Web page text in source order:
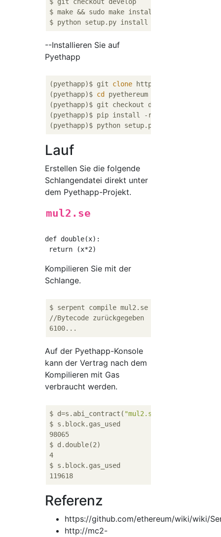
$ make && sudo make install
--Installieren Sie auf
Pyethapp
(pyethapp)$ git clone https://github.com/
(pyethapp)$ cd
pyethereum
(pyethapp)$ git checkout develop
(pyethapp)$ pip install -r requirements.txt
Lauf
Erstellen Sie die folgende
Schlangendatei direkt unter
dem Pyethapp-Projekt.
mul2.se
def double(x):
Kompilieren Sie mit der
Schlange.
$ serpent compile mul2.se
//Bytecode zurückgegeben
Auf der Pyethapp-Konsole
kann der Vertrag nach dem
Kompilieren mit Gas
verbraucht werden.
$ d=s.abi_contract( "mul2.se"
$ s.block.gas_used
98065
$ d.double(2)
4
$ s.block.gas_used
Referenz
https://github.com/ethereum/wiki/wiki/
http://mc2-